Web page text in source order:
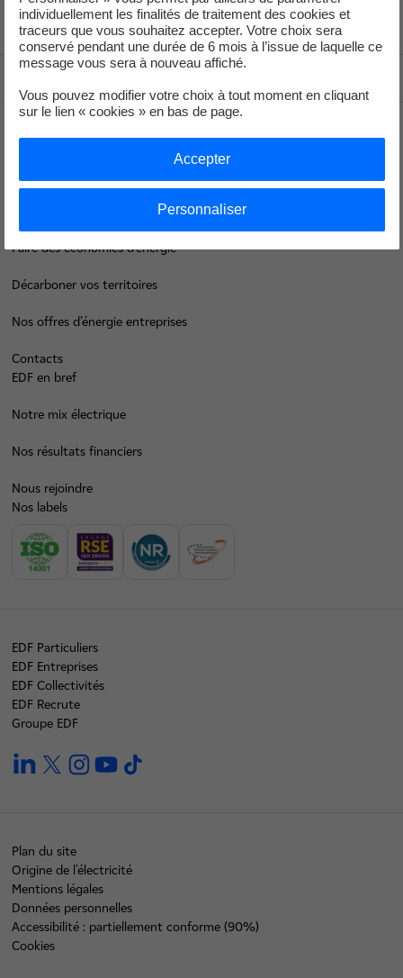
Voir le fil d'ariane
Groupe
Faire des économies d’énergie
Décarboner vos territoires
Nos offres d’énergie entreprises
Contacts
EDF en bref
Notre mix électrique
Nos résultats financiers
Nous rejoindre
Nos labels
EDF Particuliers
EDF Entreprises
EDF Collectivités
EDF Recrute
Groupe EDF
linkedintwitterinstagramyoutube
Plan du site
Origine de l'électricité
Mentions légales
Données personnelles
Accessibilité : partiellement conforme (90%)
Cookies
individuellement les finalités de traitement des cookies et
traceurs que vous souhaitez accepter. Votre choix sera
conservé pendant une durée de 6 mois à l’issue de laquelle ce
message vous sera à nouveau affiché.
Vous pouvez modifier votre choix à tout moment en cliquant
sur le lien « cookies » en bas de page.
Personnaliser
Accepter